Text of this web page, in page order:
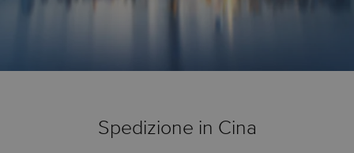
Spedizione in Cina